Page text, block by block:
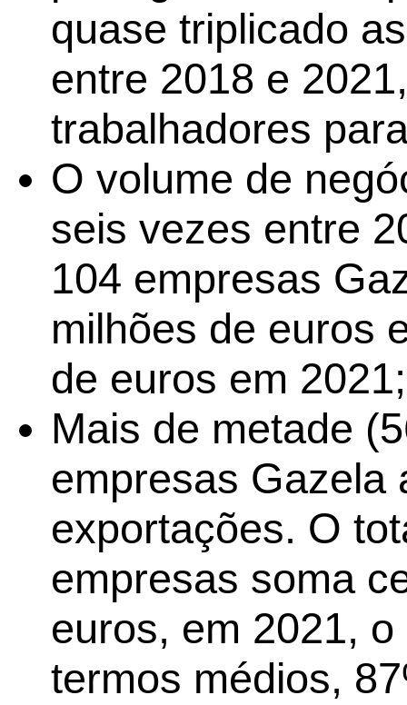
quase triplicado
entre 2018 e
trabalhadores
O volume de
seis vezes entre
104 empresas
milhões de euros
de euros em 2021;
Mais de metade
empresas Gazela
exportações. O
empresas soma
euros, em 2021,
termos médios,